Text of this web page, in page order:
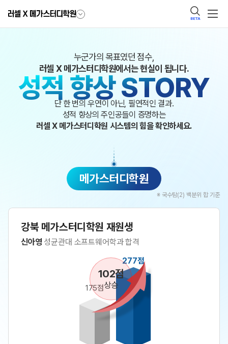
BETA
누군가의 목표였던 점수,
러셀 X 메가스터디학원에서는 현실이 됩니다.
성적 향상 STORY
단 한 번의 우연이 아닌, 필연적인 결과.
성적 향상의 주인공들이 증명하는
러셀 X 메가스터디학원 시스템의 힘을 확인하세요.
메가스터디학원
※ 국수탐(2) 백분위 합 기준
강북 메가스터디학원 재원생
신아영 성균관대 소프트웨어학과 합격
175점
102점
상승
277점